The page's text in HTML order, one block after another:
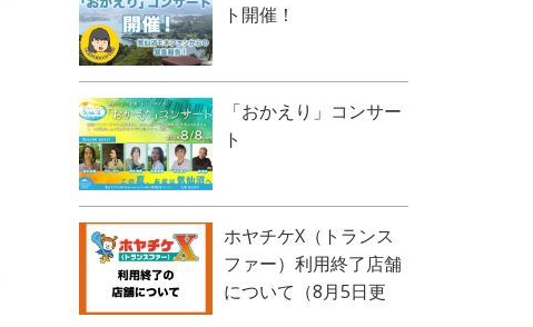
ト開催！
「おかえり」コンサー
ト
ホヤチケX（トランス
ファー）利用終了店舗
について（8月5日更